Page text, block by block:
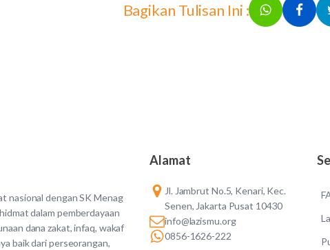
Bagikan Tulisan Ini :
nasional dengan SK Menag
dalam pemberdayaan
dana zakat, infaq, wakaf
baik dari perseorangan,
Alamat
Jl. Jambrut No.5, Kenari, Kec.
Senen, Jakarta Pusat 10430
info@lazismu.org
0856-1626-222